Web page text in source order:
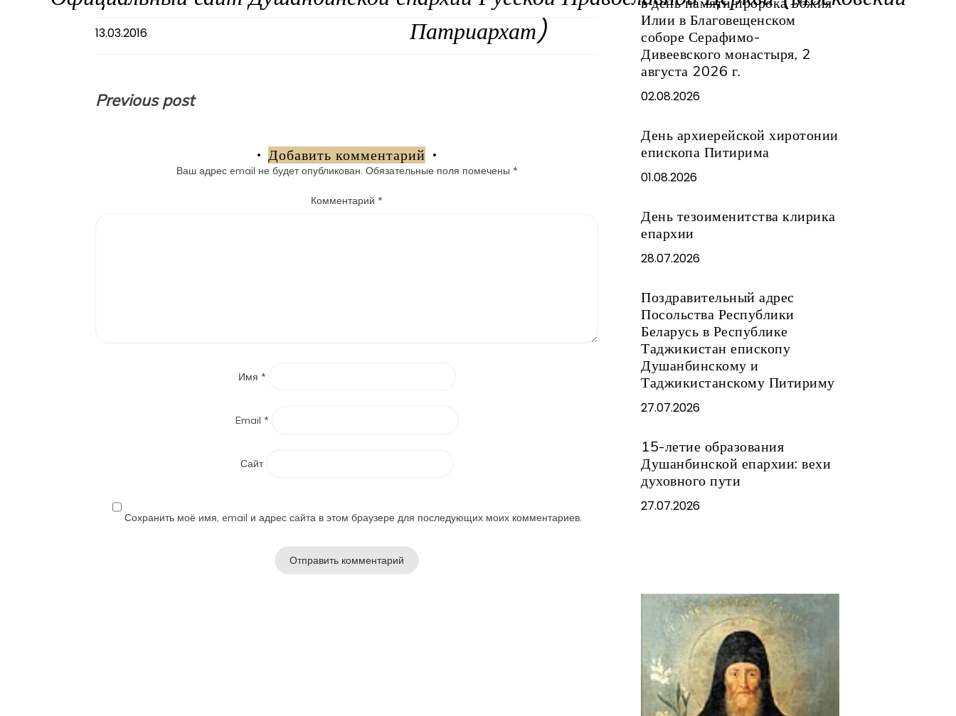
Патриархат)
13.03.2016
Навигация
Previous post
Добавить комментарий
Ваш адрес email не будет опубликован. Обязательные поля помечены *
Комментарий*
Имя *
Email *
Сайт
Сохранить моё имя, email и адрес сайта в этом браузере для последующих моих комментариев.
Илии в Благовещенском
соборе Серафимо-
Дивеевского монастыря, 2
августа 2026 г.
02.08.2026
День архиерейской хиротонии
епископа Питирима
01.08.2026
День тезоименитства клирика
епархии
28.07.2026
Поздравительный адрес
Посольства Республики
Беларусь в Республике
Таджикистан епископу
Душанбинскому и
Таджикистанскому Питириму
27.07.2026
15-летие образования
Душанбинской епархии: вехи
духовного пути
27.07.2026